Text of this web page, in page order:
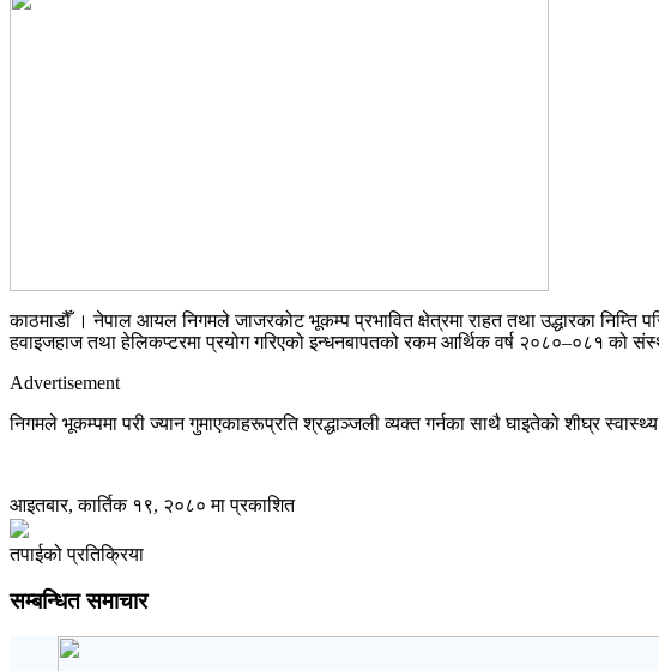
काठमाडौँ । नेपाल आयल निगमले जाजरकोट भूकम्प प्रभावित क्षेत्रमा राहत तथा उद्धारका
हवाइजहाज तथा हेलिकप्टरमा प्रयोग गरिएको इन्धनबापतको रकम आर्थिक वर्ष २०८०–०८१ को
Advertisement
निगमले भूकम्पमा परी ज्यान गुमाएकाहरूप्रति श्रद्धाञ्जली व्यक्त गर्नका साथै घाइतेको शीघ्र
आइतबार, कार्तिक १९, २०८० मा प्रकाशित
तपाईको प्रतिक्रिया
सम्बन्धित समाचार